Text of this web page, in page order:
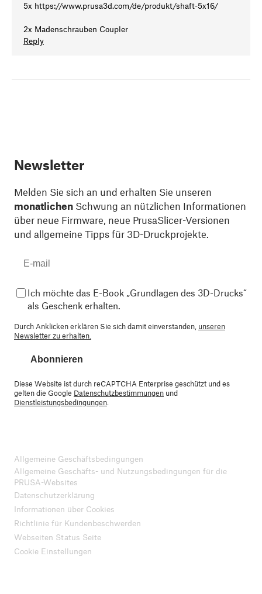
5x https://www.prusa3d.com/de/produkt/shaft-5x16/
2x Madenschrauben Coupler
Reply
Newsletter
Melden Sie sich an und erhalten Sie unseren
monatlichen Schwung an nützlichen Informationen
über neue Firmware, neue PrusaSlicer-Versionen
und allgemeine Tipps für 3D-Druckprojekte.
Ich möchte das E-Book „Grundlagen des 3D-Drucks“
als Geschenk erhalten.
Durch Anklicken erklären Sie sich damit einverstanden, unseren
Newsletter zu erhalten.
Abonnieren
Diese Website ist durch reCAPTCHA Enterprise geschützt und es
gelten die Google Datenschutzbestimmungen und
Dienstleistungsbedingungen.
Allgemeine Geschäftsbedingungen
Allgemeine Geschäfts- und Nutzungsbedingungen für die
PRUSA-Websites
Datenschutzerklärung
Informationen über Cookies
Richtlinie für Kundenbeschwerden
Webseiten Status Seite
Cookie Einstellungen